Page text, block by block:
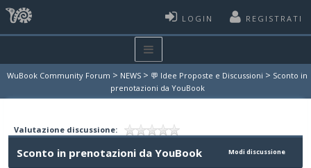
LOGIN REGISTRATI
WuBook Community Forum > NEWS > 💬 Idee Proposte e Discussioni > Sconto in
prenotazioni da YouBook
Valutazione discussione:
Modi discussione
Sconto in prenotazioni da YouBook